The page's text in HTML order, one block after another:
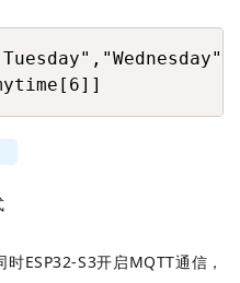
COPY
ESP32-S3开启MQTT通信，